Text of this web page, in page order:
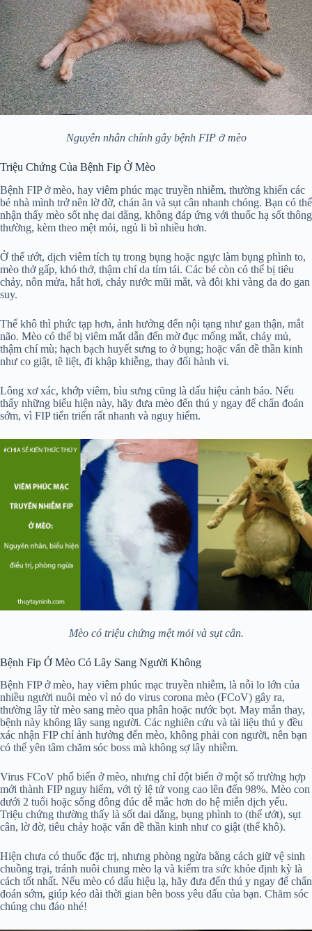
Nguyên nhân chính gây bệnh FIP ở mèo
Triệu Chứng Của Bệnh Fip Ở Mèo
Bệnh FIP ở mèo, hay viêm phúc mạc truyền nhiễm, thường khiến các
bé nhà mình trở nên lờ đờ, chán ăn và sụt cân nhanh chóng. Bạn có thể
nhận thấy mèo sốt nhẹ dai dẳng, không đáp ứng với thuốc hạ sốt thông
thường, kèm theo mệt mỏi, ngủ li bì nhiều hơn.
Ở thể ướt, dịch viêm tích tụ trong bụng hoặc ngực làm bụng phình to,
mèo thở gấp, khó thở, thậm chí da tím tái. Các bé còn có thể bị tiêu
chảy, nôn mửa, hắt hơi, chảy nước mũi mắt, và đôi khi vàng da do gan
suy.
Thể khô thì phức tạp hơn, ảnh hưởng đến nội tạng như gan thận, mắt
não. Mèo có thể bị viêm mắt dẫn đến mờ đục mống mắt, chảy mủ,
thậm chí mù; hạch bạch huyết sưng to ở bụng; hoặc vấn đề thần kinh
như co giật, tê liệt, đi khập khiễng, thay đổi hành vi.
Lông xơ xác, khớp viêm, bìu sưng cũng là dấu hiệu cảnh báo. Nếu
thấy những biểu hiện này, hãy đưa mèo đến thú y ngay để chẩn đoán
sớm, vì FIP tiến triển rất nhanh và nguy hiểm.
Mèo có triệu chứng mệt mỏi và sụt cân.
Bệnh Fip Ở Mèo Có Lây Sang Người Không
Bệnh FIP ở mèo, hay viêm phúc mạc truyền nhiễm, là nỗi lo lớn của
nhiều người nuôi mèo vì nó do virus corona mèo (FCoV) gây ra,
thường lây từ mèo sang mèo qua phân hoặc nước bọt. May mắn thay,
bệnh này không lây sang người. Các nghiên cứu và tài liệu thú y đều
xác nhận FIP chỉ ảnh hưởng đến mèo, không phải con người, nên bạn
có thể yên tâm chăm sóc boss mà không sợ lây nhiễm.
Virus FCoV phổ biến ở mèo, nhưng chỉ đột biến ở một số trường hợp
mới thành FIP nguy hiểm, với tỷ lệ tử vong cao lên đến 98%. Mèo con
dưới 2 tuổi hoặc sống đông đúc dễ mắc hơn do hệ miễn dịch yếu.
Triệu chứng thường thấy là sốt dai dẳng, bụng phình to (thể ướt), sụt
cân, lờ đờ, tiêu chảy hoặc vấn đề thần kinh như co giật (thể khô).
Hiện chưa có thuốc đặc trị, nhưng phòng ngừa bằng cách giữ vệ sinh
chuồng trại, tránh nuôi chung mèo lạ và kiểm tra sức khỏe định kỳ là
cách tốt nhất. Nếu mèo có dấu hiệu lạ, hãy đưa đến thú y ngay để chẩn
đoán sớm, giúp kéo dài thời gian bên boss yêu dấu của bạn. Chăm sóc
chúng chu đáo nhé!